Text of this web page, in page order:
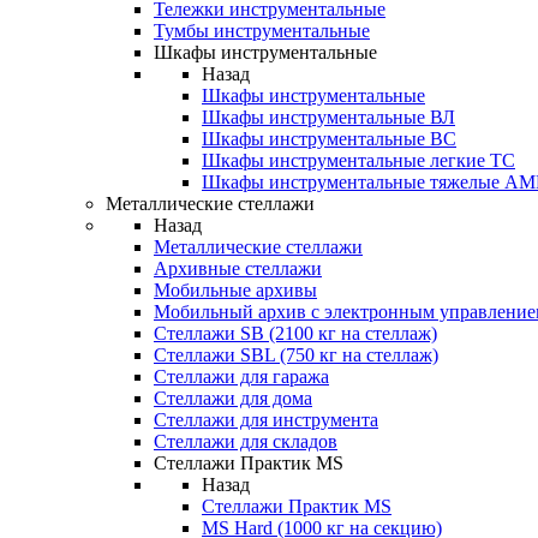
Тележки инструментальные
Тумбы инструментальные
Шкафы инструментальные
Назад
Шкафы инструментальные
Шкафы инструментальные ВЛ
Шкафы инструментальные ВС
Шкафы инструментальные легкие ТС
Шкафы инструментальные тяжелые
Металлические стеллажи
Назад
Металлические стеллажи
Архивные стеллажи
Мобильные архивы
Мобильный архив с электронным
Стеллажи SB (2100 кг на стеллаж)
Стеллажи SBL (750 кг на стеллаж)
Стеллажи для гаража
Стеллажи для дома
Стеллажи для инструмента
Стеллажи для складов
Стеллажи Практик MS
Назад
Стеллажи Практик MS
MS Hard (1000 кг на секцию)